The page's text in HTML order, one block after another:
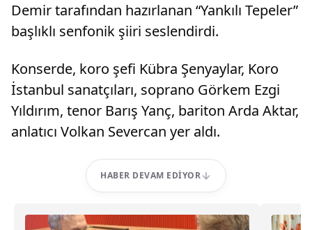
Demir tarafından hazırlanan “Yankılı Tepeler”
başlıklı senfonik şiiri seslendirdi.
Konserde, koro şefi Kübra Şenyaylar, Koro
İstanbul sanatçıları, soprano Görkem Ezgi
Yıldırım, tenor Barış Yanç, bariton Arda Aktar,
anlatıcı Volkan Severcan yer aldı.
HABER DEVAM EDIYOR